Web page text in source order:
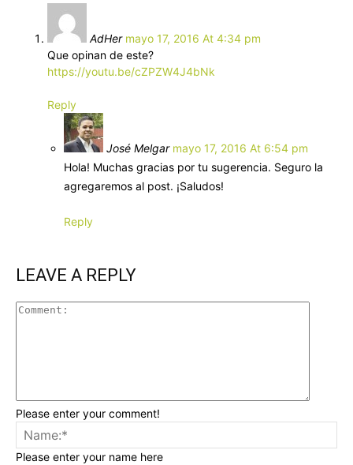
AdHer mayo 17, 2016 At 4:34 pm
Que opinan de este?
https://youtu.be/cZPZW4J4bNk
Reply
José Melgar mayo 17, 2016 At 6:54 pm
Hola! Muchas gracias por tu sugerencia. Seguro la
agregaremos al post. ¡Saludos!
Reply
LEAVE A REPLY
Please enter your comment!
Please enter your name here